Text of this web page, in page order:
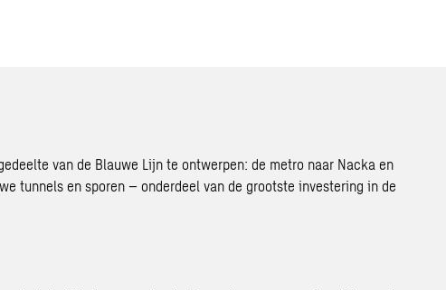
van de Blauwe Lijn te ontwerpen: de metro naar Nacka en
tunnels en sporen – onderdeel van de grootste investering in de